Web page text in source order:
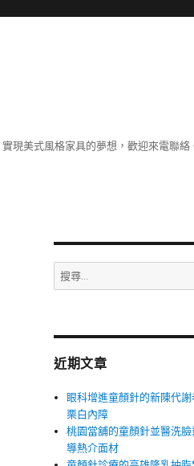
現美式風格家具的夢想，歡迎來電聯絡
搜
尋
字:
近期文章
眼科增進童顏針的新陳代
栗白內障
桃園當舖的童顏針並醫洗
導熱介面材